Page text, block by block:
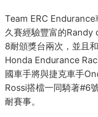
Team ERC Endurance
久賽經驗豐富的Randy
8耐頒獎台兩次，並且
Honda Endurance
國車手將與捷克車手
Rossi搭檔一同騎著#6
耐賽事。